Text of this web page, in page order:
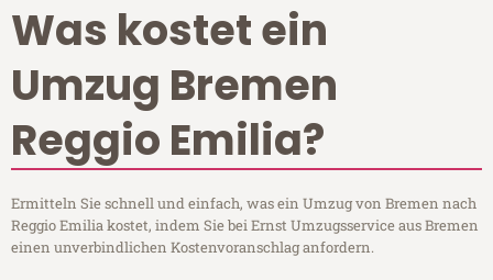
Was kostet ein
Umzug Bremen
Reggio Emilia?
Ermitteln Sie schnell und einfach, was ein Umzug von Bremen nach
Reggio Emilia kostet, indem Sie bei Ernst Umzugsservice aus Bremen
einen unverbindlichen Kostenvoranschlag anfordern.